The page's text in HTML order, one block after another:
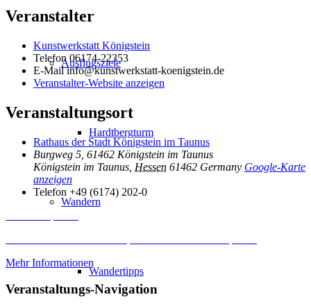
Ausflugsziele
Hardtbergturm
Wandern
Wandertipps
Veranstalter
Kunstwerkstatt Königstein
Telefon 06174-22353
E-Mailinfo@kunstwerkstatt-koenigstein.de
Veranstalter-Website anzeigen
Veranstaltungsort
Rathaus der Stadt Königstein im Taunus
Burgweg 5, 61462 Königstein im Taunus
Königstein im Taunus Hessen 61462 Germany Google-Karte
anzeigen
Telefon +49 (6174) 202-0
Mehr Informationen
Veranstaltungs-Navigation